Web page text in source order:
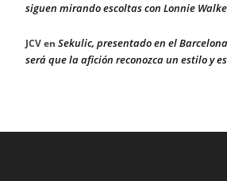
siguen mirando escoltas con Lonnie
JCVen Sekulic, presentado en el
será que la afición reconozca un estilo y